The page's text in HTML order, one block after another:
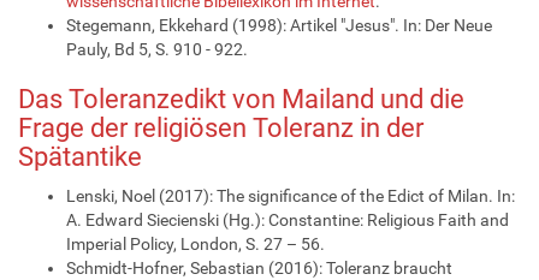
Stegemann, Ekkehard (1998): Artikel "Jesus". In: Der Neue
Pauly, Bd 5, S. 910 - 922.
Das Toleranzedikt von Mailand und die
Frage der religiösen Toleranz in der
Spätantike
Lenski, Noel (2017): The significance of the Edict of Milan. In:
A. Edward Siecienski (Hg.): Constantine: Religious Faith and
Imperial Policy, London, S. 27 – 56.
Schmidt-Hofner, Sebastian (2016): Toleranz braucht